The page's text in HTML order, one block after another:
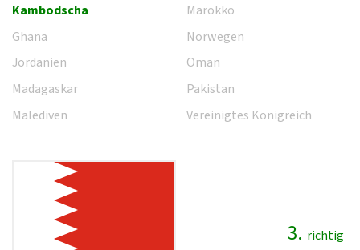
Kambodscha
Ghana
Jordanien
Madagaskar
Malediven
Marokko
Norwegen
Oman
Pakistan
Vereinigtes Königreich
3. richtig